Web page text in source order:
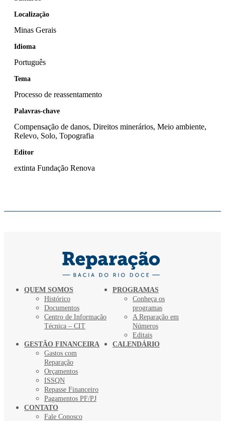
Localização
Minas Gerais
Idioma
Português
Tema
Processo de reassentamento
Palavras-chave
Compensação de danos, Direitos minerários, Meio ambiente,
Relevo, Solo, Topografia
Editor
extinta Fundação Renova
QUEM SOMOS
Histórico
Documentos
Centro de Informação
Técnica – CIT
PROGRAMAS
Conheça os
programas
A Reparação em
Números
Editais
GESTÃO FINANCEIRA
Gastos com
Reparação
Orçamentos
ISSQN
Repasse Financeiro
Pagamentos PF/PJ
CALENDÁRIO
CONTATO
Fale Conosco